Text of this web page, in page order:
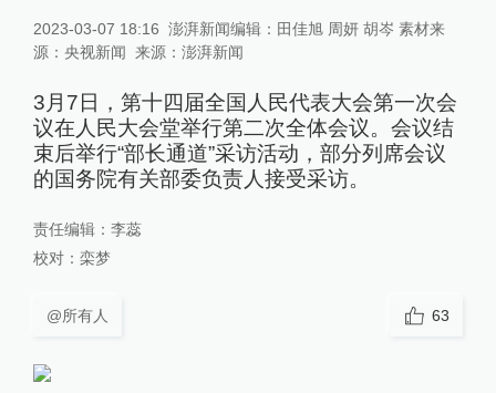
2023-03-07 18:16 澎湃新闻编辑：田佳旭 周妍 胡岑 素材来
源：央视新闻 来源： 澎湃新闻
3月7日，第十四届全国人民代表大会第一次会
议在人民大会堂举行第二次全体会议。会议结
束后举行“部长通道”采访活动，部分列席会议
的国务院有关部委负责人接受采访。
责任编辑： 李蕊
校对： 栾梦
@所有人 63